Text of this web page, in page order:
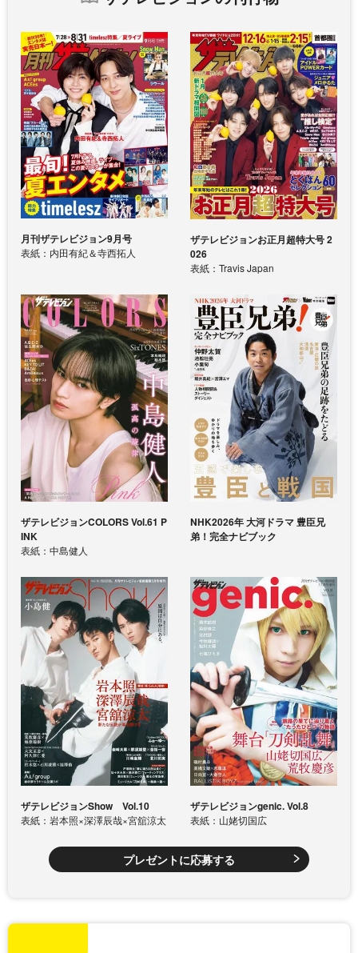
月刊ザテレビジョン9月号
表紙：内田有紀＆寺西拓人
ザテレビジョンお正月超特大号 2
026
表紙：Travis Japan
ザテレビジョンCOLORS Vol.61 P
INK
表紙：中島健人
NHK2026年 大河ドラマ 豊臣兄
弟！完全ナビブック
ザテレビジョンShow Vol.10
表紙：岩本照×深澤辰哉×宮舘涼太
ザテレビジョンgenic. Vol.8
表紙：山姥切国広
プレゼントに応募する